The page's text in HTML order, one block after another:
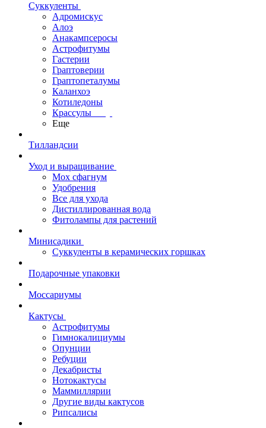
Суккуленты
Адромискус
Алоэ
Анакампсеросы
Астрофитумы
Гастерии
Граптоверии
Граптопеталумы
Каланхоэ
Котиледоны
Крассулы
Еще
Тилландсии
Уход и выращивание
Мох сфагнум
Удобрения
Все для ухода
Дистиллированная вода
Фитолампы для растений
Минисадики
Суккуленты в керамических горшках
Подарочные упаковки
Моссариумы
Кактусы
Астрофитумы
Гимнокалициумы
Опунции
Ребуции
Декабристы
Нотокактусы
Маммиллярии
Другие виды кактусов
Рипсалисы